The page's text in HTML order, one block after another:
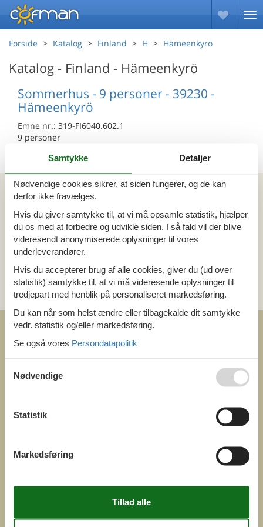
Forside Katalog Finland H Hämeenkyrö
Katalog - Finland - Hämeenkyrö
Sommerhus - 9 personer - 39230 -
Hämeenkyrö
Emne nr.: 319-FI6040.602.1
9 personer
Kan vi hjælpe?
Ring (+45) 7877 0427
Man. - fre. 10.00-16.00
Send en e-mail
og få et hurtigt svar, alle dage
info@cofman.com
Samtykke Detaljer
Nødvendige cookies sikrer, at siden fungerer, og de kan
derfor ikke fravælges.
Hvis du giver samtykke til, at vi må opsamle statistik, hjælper
du os med at forbedre og udvikle siden. I så fald vil der blive
videresendt anonymiserede oplysninger til vores
underleverandører.
Hvis du accepterer brug af alle cookies, giver du (ud over
statistik) samtykke til, at vi må videresende oplysninger til
tredjepart med henblik på personaliseret markedsføring.
Du kan når som helst ændre eller tilbagekalde dit samtykke
vedr. statistik og/eller markedsføring.
Se også vores Persondatapolitik
Nødvendige
Statistik
Markedsføring